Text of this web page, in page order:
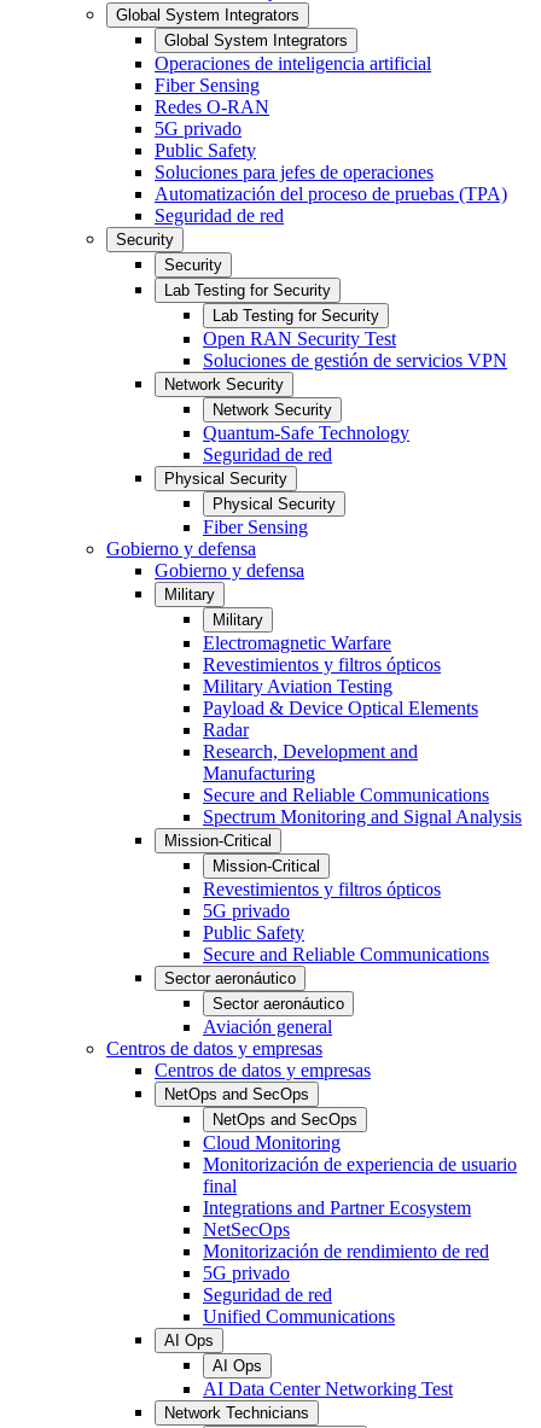
Global System Integrators
Global System Integrators
Operaciones de inteligencia artificial
Fiber Sensing
Redes O-RAN
5G privado
Public Safety
Soluciones para jefes de operaciones
Automatización del proceso de pruebas (TPA)
Seguridad de red
Security
Security
Lab Testing for Security
Lab Testing for Security
Open RAN Security Test
Soluciones de gestión de servicios VPN
Network Security
Network Security
Quantum-Safe Technology
Seguridad de red
Physical Security
Physical Security
Fiber Sensing
Gobierno y defensa
Gobierno y defensa
Military
Military
Electromagnetic Warfare
Revestimientos y filtros ópticos
Military Aviation Testing
Payload & Device Optical Elements
Radar
Research, Development and
Manufacturing
Secure and Reliable Communications
Spectrum Monitoring and Signal Analysis
Mission-Critical
Mission-Critical
Revestimientos y filtros ópticos
5G privado
Public Safety
Secure and Reliable Communications
Sector aeronáutico
Sector aeronáutico
Aviación general
Centros de datos y empresas
Centros de datos y empresas
NetOps and SecOps
NetOps and SecOps
Cloud Monitoring
Monitorización de experiencia de usuario
final
Integrations and Partner Ecosystem
NetSecOps
Monitorización de rendimiento de red
5G privado
Seguridad de red
Unified Communications
AI Ops
AI Ops
AI Data Center Networking Test
Network Technicians